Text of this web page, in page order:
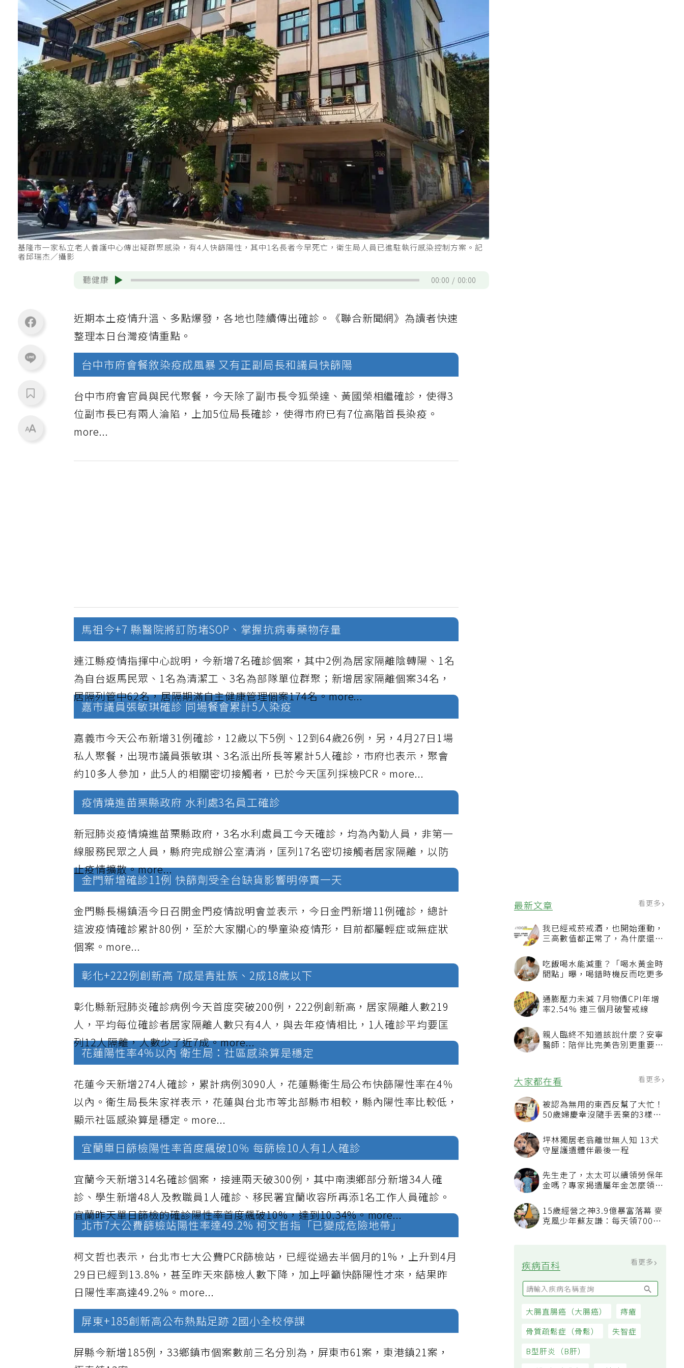
最新文章 看更多
我已經戒菸戒酒，也開始運動，
三高數值都正常了，為什麼還不
吃飯喝水能減重？「喝水黃金時
間點」曝，喝錯時機反而吃更多
通膨壓力未減 7月物價CPI年增
率2.54% 連三個月破警戒線
親人臨終不知道該說什麼？安寧
醫師：陪伴比完美告別更重要，
大家都在看
被認為無用的東西反幫了大忙！
50歲婦慶幸沒隨手丟棄的3樣物
坪林獨居老翁離世無人知 13犬
守屋護遺體伴最後一程
先生走了，太太可以續領勞保年
看順位還要看資格
15歲經營之神3.9億暴富落幕 麥
疾病百科
基隆市一家私立老人養護中心傳出疑群聚感染，有4人快篩陽性，其中1名長者今早死亡，衛生局人員已進駐執行感染控制方案。記
者邱瑞杰／攝影
聽健康 00:00 00:00
近期本土疫情升溫、多點爆發，各地也陸續傳出確診。《聯合新聞網》為讀者快速
整理本日台灣疫情重點。
台中市府會餐敘染疫成風暴 又有正副局長和議員快篩陽
台中市府會官員與民代聚餐，今天除了副市長令狐榮達、黃國榮相繼確診，使得3
位副市長已有兩人淪陷，上加5位局長確診，使得市府已有7位高階首長染疫。
more...
馬祖今+7 縣醫院將訂防堵SOP、掌握抗病毒藥物存量
連江縣疫情指揮中心說明，今新增7名確診個案，其中2例為居家隔離陰轉陽、1名
為自台返馬民眾、1名為清潔工、3名為部隊單位群聚；新增居家隔離個案34名，
居隔列管中62名，居隔期滿自主健康管理個案174名。more...
嘉市議員張敏琪確診 同場餐會累計5人染疫
嘉義市今天公布新增31例確診，12歲以下5例、12到64歲26例，另，4月27日1場
私人聚餐，出現市議員張敏琪、3名派出所長等累計5人確診，市府也表示，聚會
約10多人參加，此5人的相關密切接觸者，已於今天匡列採檢PCR。more...
疫情燒進苗栗縣政府 水利處3名員工確診
新冠肺炎疫情燒進苗栗縣政府，3名水利處員工今天確診，均為內勤人員，非第一
線服務民眾之人員，縣府完成辦公室清消，匡列17名密切接觸者居家隔離，以防
止疫情擴散。more...
金門新增確診11例 快篩劑受全台缺貨影響明停賣一天
金門縣長楊鎮浯今日召開金門疫情說明會並表示，今日金門新增11例確診，總計
這波疫情確診累計80例，至於大家關心的學童染疫情形，目前都屬輕症或無症狀
個案。 more...
彰化+222例創新高 7成是青壯族、2成18歲以下
彰化縣新冠肺炎確診病例今天首度突破200例，222例創新高，居家隔離人數219
人，平均每位確診者居家隔離人數只有4人，與去年疫情相比，1人確診平均要匡
列12人隔離，人數少了近7成。more...
花蓮陽性率4％以內 衛生局：社區感染算是穩定
花蓮今天新增274人確診，累計病例3090人，花蓮縣衛生局公布快篩陽性率在4％
以內。衛生局長朱家祥表示，花蓮與台北市等北部縣市相較，縣內陽性率比較低，
顯示社區感染算是穩定。more...
宜蘭單日篩檢陽性率首度飆破10％ 每篩檢10人有1人確診
宜蘭今天新增314名確診個案，接連兩天破300例，其中南澳鄉部分新增34人確
診、學生新增48人及教職員1人確診、移民署宜蘭收容所再添1名工作人員確診。
宜蘭昨天單日篩檢的確診陽性率首度飆破10%，達到10.34%。more...
北市7大公費篩檢站陽性率達49.2% 柯文哲指「已變成危險地帶」
柯文哲也表示，台北市七大公費PCR篩檢站，已經從過去半個月的1%，上升到4月
29日已經到13.8%，甚至昨天來篩檢人數下降，加上呼籲快篩陽性才來，結果昨
日陽性率高達49.2%。more...
屏東+185創新高公布熱點足跡 2國小全校停課
屏縣今新增185例，33鄉鎮市個案數前三名分別為，屏東市61案，東港鎮21案，